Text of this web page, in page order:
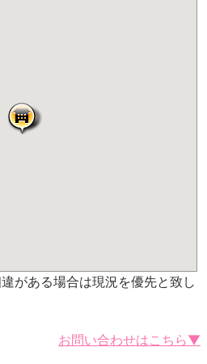
がある場合は現況を優先と致し
お問い合わせはこちら▼